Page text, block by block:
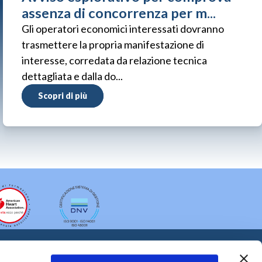
assenza di concorrenza per m...
Gli operatori economici interessati dovranno
trasmettere la propria manifestazione di
interesse, corredata da relazione tecnica
dettagliata e dalla do...
Scopri di più